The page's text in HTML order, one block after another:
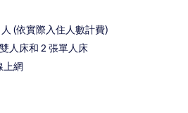
人 (依實際入住人數計費)
人床和 2 張單人床
上網